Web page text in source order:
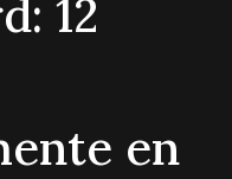
12
en